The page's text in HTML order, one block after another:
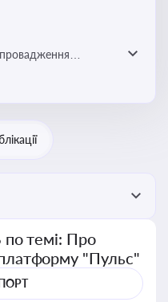
має на меті
зручну взаємодію
темі: Про
"Пульс"